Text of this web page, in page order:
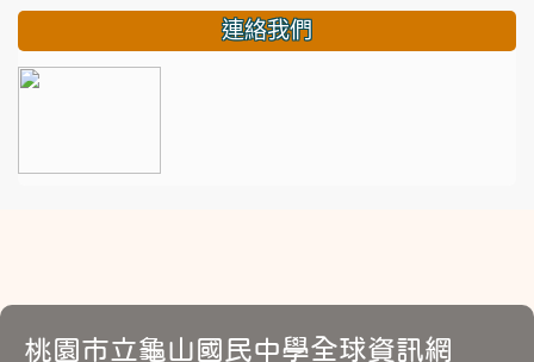
連絡我們
桃園市立龜山國民中學全球資訊網